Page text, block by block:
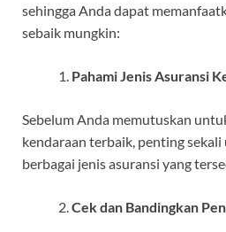
sehingga Anda dapat
sebaik mungkin:
Pahami Jenis Asuransi
Sebelum Anda memutuskan
kendaraan terbaik, penting
berbagai jenis asuransi yang
Cek dan Bandingkan